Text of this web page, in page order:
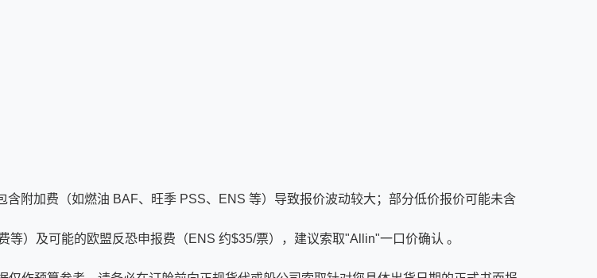
附加费（如燃油 BAF、旺季 PSS、ENS 等）导致报价波动较大；部分低价报价可能未含
）及可能的欧盟反恐申报费（ENS 约$35/票），建议索取"Allin"一口价确认 。